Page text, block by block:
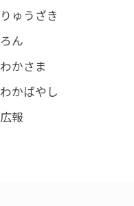
りゅうざき
ろん
わかさま
わかばやし
広報